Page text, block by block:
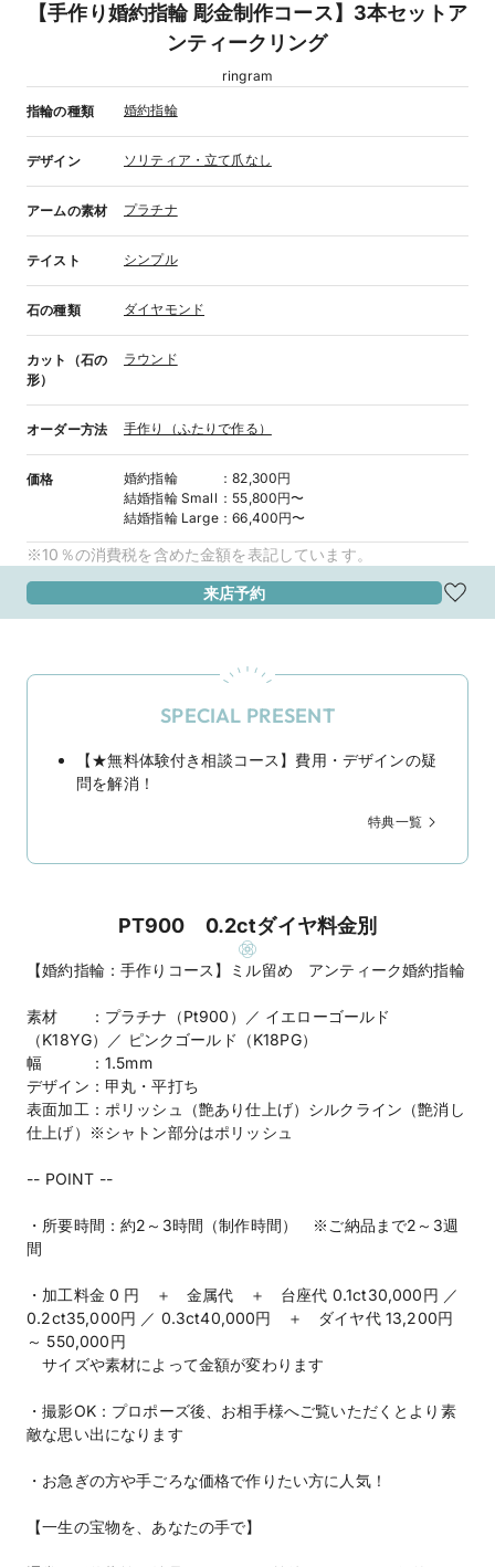
【手作り婚約指輪 彫金制作コース】3本セットア
ンティークリング
ringram
指輪の種類 婚約指輪
デザイン ソリティア・立て爪なし
アームの素材 プラチナ
テイスト シンプル
石の種類 ダイヤモンド
カット（石の
形）
ラウンド
オーダー方法 手作り（ふたりで作る）
価格 婚約指輪 ：82,300円
結婚指輪 Small ： 55,800円〜
結婚指輪 Large ：66,400円〜
※10％の消費税を含めた金額を表記しています。
来店予約
SPECIAL PRESENT
【★無料体験付き相談コース】費用・デザインの疑
問を解消！
特典一覧
PT900 0.2ctダイヤ料金別
【婚約指輪：手作りコース】ミル留め アンティーク婚約指輪
素材 ：プラチナ（Pt900）／ イエローゴールド
（K18YG）／ ピンクゴールド（K18PG）
幅 ：1.5mm
デザイン：甲丸・平打ち
表面加工：ポリッシュ（艶あり仕上げ）シルクライン（艶消し
仕上げ）※シャトン部分はポリッシュ
-- POINT --
・所要時間：約2～3時間（制作時間） ※ご納品まで2～3週
間
・加工料金 0 円 ＋ 金属代 ＋ 台座代 0.1ct30,000円 ／
0.2ct35,000円 ／ 0.3ct40,000円 ＋ ダイヤ代 13,200円
～ 550,000円
サイズや素材によって金額が変わります
・撮影OK：プロポーズ後、お相手様へご覧いただくとより素
敵な思い出になります
・お急ぎの方や手ごろな価格で作りたい方に人気！
【一生の宝物を、あなたの手で】